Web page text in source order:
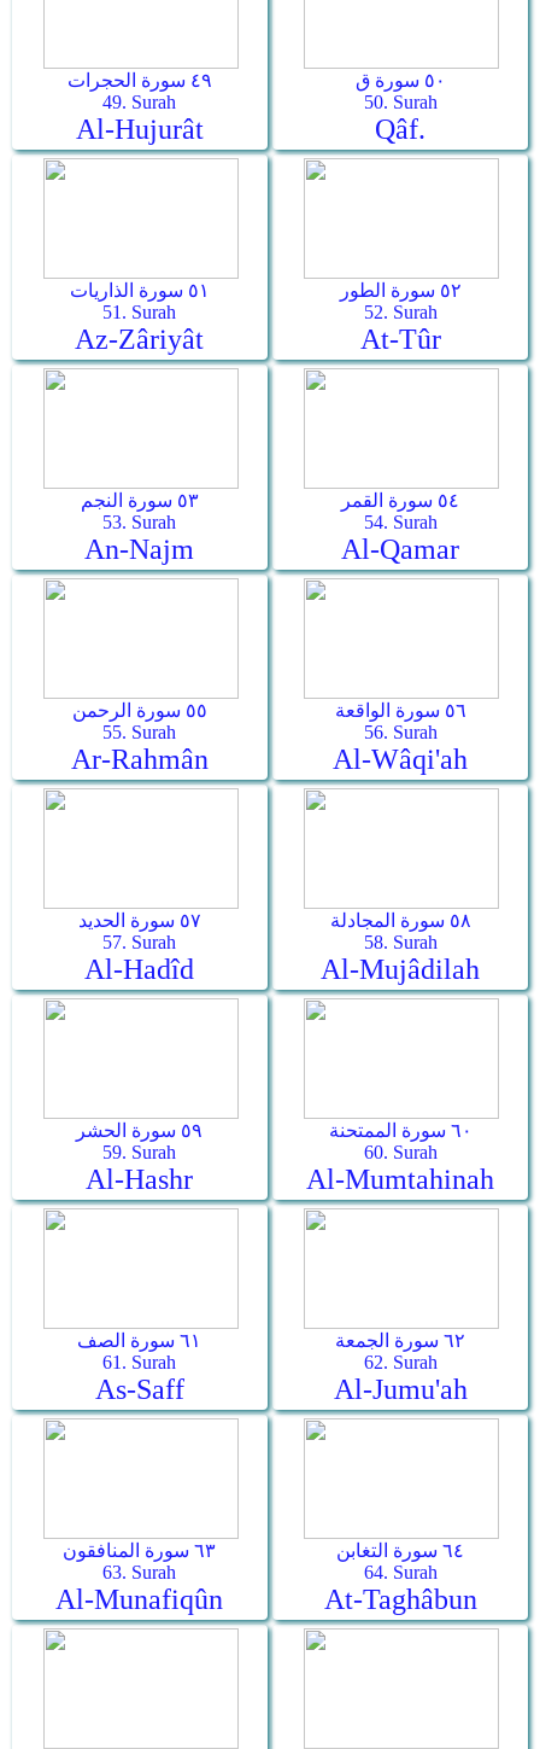
٤٩ سورة الحجرات
49. Surah
Al-Hujurât
٥٠ سورة ق
50. Surah
Qâf.
٥١ سورة الذاريات
51. Surah
Az-Zâriyât
٥٢ سورة الطور
52. Surah
At-Tûr
٥٣ سورة النجم
53. Surah
An-Najm
٥٤ سورة القمر
54. Surah
Al-Qamar
٥٥ سورة الرحمن
55. Surah
Ar-Rahmân
٥٦ سورة الواقعة
56. Surah
Al-Wâqi'ah
٥٧ سورة الحديد
57. Surah
Al-Hadîd
٥٨ سورة المجادلة
58. Surah
Al-Mujâdilah
٥٩ سورة الحشر
59. Surah
Al-Hashr
٦٠ سورة الممتحنة
60. Surah
Al-Mumtahinah
٦١ سورة الصف
61. Surah
As-Saff
٦٢ سورة الجمعة
62. Surah
Al-Jumu'ah
٦٣ سورة المنافقون
63. Surah
Al-Munafiqûn
٦٤ سورة التغابن
64. Surah
At-Taghâbun